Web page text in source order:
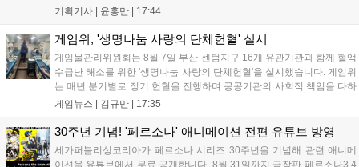
세어 코브'가 호평받고 있습니다. 한편, 7일 출시된 '마블 투혼'은
다. 유비소프트의 '고스트리콘: 와일드랜드'는 7년 만의 대규모 업
데이트 '라스트 라이츠'와 함께 95% 할인 중입니다....
기획기사 | 윤홍만 | 17:44
게임위, '생명나눔 사랑의 단체헌혈' 실시
게임물관리위원회는 8월 7일 부산 센텀지구 16개 유관기관과 함께 혈액
수급난 해소를 위한 '생명나눔 사랑의 단체헌혈'을 실시했습니다. 게임위
는 매년 분기별로 정기 헌혈을 진행하며 공공기관의 사회적 책임을 다하
고 있으며, 이번 행사에는 영화진흥위원회 등 14개 기관 임직원이 동참
따뜻한 실천에 참여한 모든 임직원에게 감사의 뜻을 전하며 헌혈 문화
확산에 앞장섰습니다....
게임뉴스 | 김규만 | 17:35
30주년 기념! '페르소나' 애니메이션 전편 유튜브 방영
세가퍼블리싱코리아가 페르소나 시리즈 30주년을 기념해 관련 애니메
이션을 유튜브에서 무료 공개합니다. 8월 31일까지 극장판 페르소나3 4